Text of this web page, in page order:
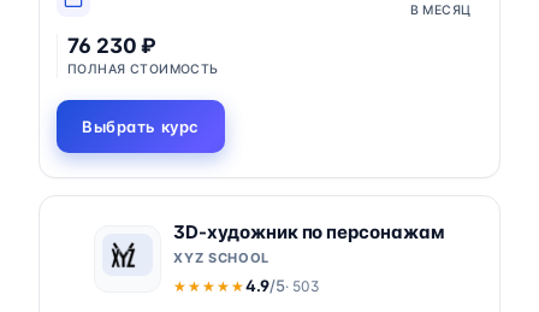
В МЕСЯЦ
76 230 ₽
ПОЛНАЯ СТОИМОСТЬ
Выбрать курс
3D-художник по персонажам
XYZ SCHOOL
★★★★★
★★★★★4.9/5· 503